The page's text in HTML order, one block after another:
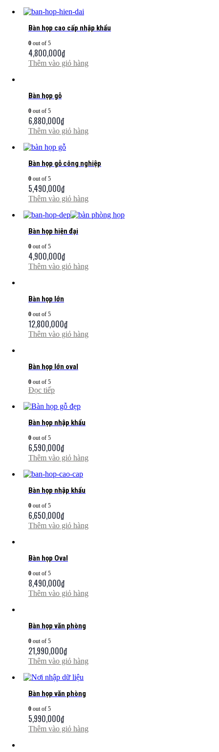
Bàn họp cao cấp nhập khẩu
0 out of 5
4,800,000₫
Thêm vào giỏ hàng
Bàn họp gỗ
0 out of 5
6,880,000₫
Thêm vào giỏ hàng
Bàn họp gỗ công nghiệp
0 out of 5
5,490,000₫
Thêm vào giỏ hàng
Bàn họp hiện đại
0 out of 5
4,900,000₫
Thêm vào giỏ hàng
Bàn họp lớn
0 out of 5
12,800,000₫
Thêm vào giỏ hàng
Bàn họp lớn oval
0 out of 5
Đọc tiếp
Bàn họp nhập khẩu
0 out of 5
6,590,000₫
Thêm vào giỏ hàng
Bàn họp nhập khẩu
0 out of 5
6,650,000₫
Thêm vào giỏ hàng
Bàn họp Oval
0 out of 5
8,490,000₫
Thêm vào giỏ hàng
Bàn họp văn phòng
0 out of 5
21,990,000₫
Thêm vào giỏ hàng
Bàn họp văn phòng
0 out of 5
5,990,000₫
Thêm vào giỏ hàng